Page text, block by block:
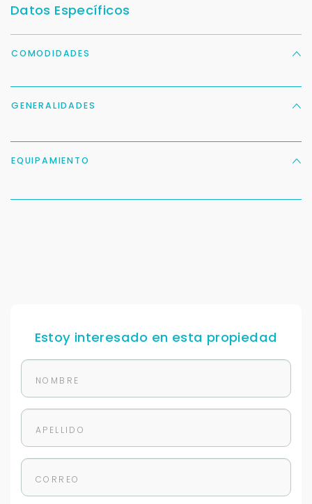
Datos Específicos
COMODIDADES
GENERALIDADES
EQUIPAMIENTO
Estoy interesado en esta propiedad